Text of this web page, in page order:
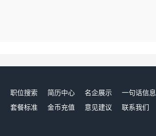
职位搜索 简历中心 名企展示 一句话信息
套餐标准
金币充值 意见建议 联系我们